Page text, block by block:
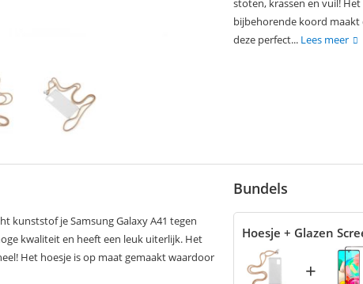
stoten, krassen en vuil!
bijbehorende koord maakt
deze perfect... Lees meer
kunststof je Samsung Galaxy A41 tegen
kwaliteit en heeft een leuk uiterlijk. Het
Het hoesje is op maat gemaakt waardoor
Bundels
Hoesje + Glazen
+